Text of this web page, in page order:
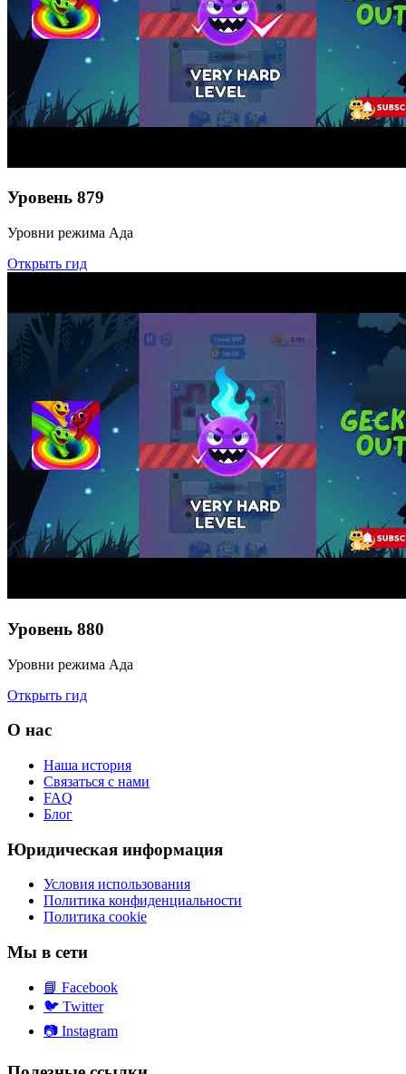
Уровень 879
Уровни режима Ада
Открыть гид
Уровень 880
Уровни режима Ада
Открыть гид
О нас
Наша история
Связаться с нами
FAQ
Блог
Юридическая информация
Условия использования
Политика конфиденциальности
Политика cookie
Мы в сети
📘 Facebook
🐦 Twitter
📷 Instagram